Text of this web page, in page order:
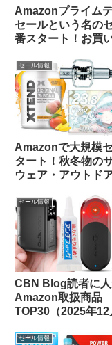
Amazonプライム
セールという名の
番スタート！お買
ます
セール情報
Amazonで大規模
タート！秋冬物の
ウェア・アウトド
クアップしてみま
セール情報
CBN Blog読者に
Amazon取扱商品
TOP30（2025年12
セール情報